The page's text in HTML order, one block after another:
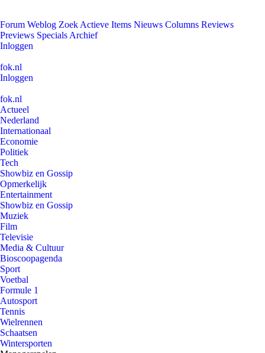
Forum Weblog Zoek Actieve Items Nieuws Columns Reviews
Previews Specials Archief
Inloggen
fok.nl
Inloggen
fok.nl
Actueel
Nederland
Internationaal
Economie
Politiek
Tech
Showbiz en Gossip
Opmerkelijk
Entertainment
Showbiz en Gossip
Muziek
Film
Televisie
Media & Cultuur
Bioscoopagenda
Sport
Voetbal
Formule 1
Autosport
Tennis
Wielrennen
Schaatsen
Wintersporten